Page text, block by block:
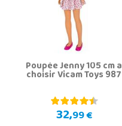
Poupée Jenny 105 cm a
choisir Vicam Toys 987
32,99 €